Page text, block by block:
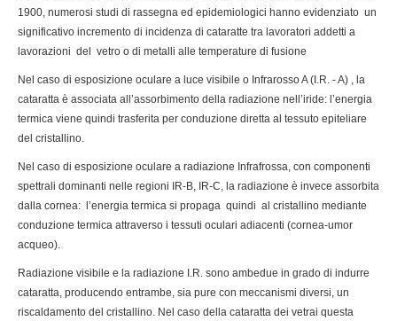
1900, numerosi studi di rassegna ed epidemiologici hanno evidenziato un
significativo incremento di incidenza di cataratte tra lavoratori addetti a
lavorazioni del vetro o di metalli alle temperature di fusione
Nel caso di esposizione oculare a luce visibile o Infrarosso A (I.R. - A) , la
cataratta è associata all’assorbimento della radiazione nell’iride: l’energia
termica viene quindi trasferita per conduzione diretta al tessuto epiteliare
del cristallino.
Nel caso di esposizione oculare a radiazione Infrafrossa, con componenti
spettrali dominanti nelle regioni IR-B, IR-C, la radiazione è invece assorbita
dalla cornea: l’energia termica si propaga quindi al cristallino mediante
conduzione termica attraverso i tessuti oculari adiacenti (cornea-umor
acqueo).
Radiazione visibile e la radiazione I.R. sono ambedue in grado di indurre
cataratta, producendo entrambe, sia pure con meccanismi diversi, un
riscaldamento del cristallino. Nel caso della cataratta dei vetrai questa